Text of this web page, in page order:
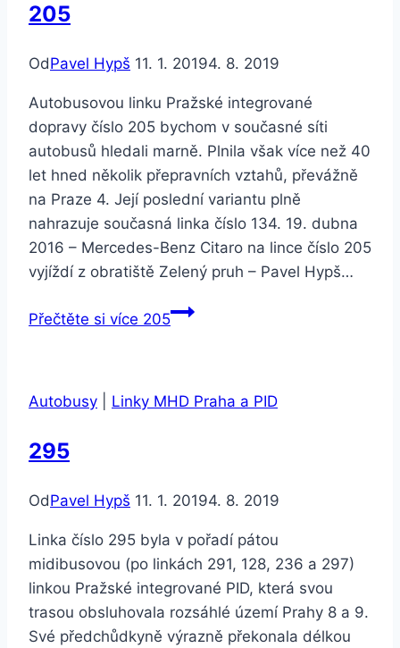
205
OdPavel Hypš 11. 1. 20194. 8. 2019
Autobusovou linku Pražské integrované
dopravy číslo 205 bychom v současné síti
autobusů hledali marně. Plnila však více než 40
let hned několik přepravních vztahů, převážně
na Praze 4. Její poslední variantu plně
nahrazuje současná linka číslo 134. 19. dubna
2016 – Mercedes-Benz Citaro na lince číslo 205
vyjíždí z obratiště Zelený pruh – Pavel Hypš…
Přečtěte si více 205
Autobusy Linky MHD Praha a PID
295
OdPavel Hypš 11. 1. 20194. 8. 2019
Linka číslo 295 byla v pořadí pátou
midibusovou (po linkách 291, 128, 236 a 297)
linkou Pražské integrované PID, která svou
trasou obsluhovala rozsáhlé území Prahy 8 a 9.
Své předchůdkyně výrazně překonala délkou